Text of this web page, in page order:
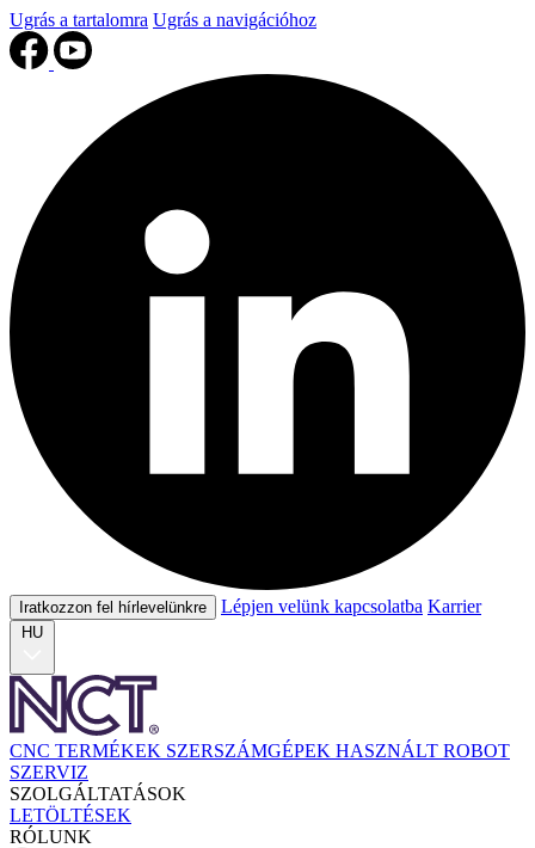
Ugrás a tartalomra Ugrás a navigációhoz
Iratkozzon fel hírlevelünkre Lépjen velünk kapcsolatba Karrier
HU
CNC TERMÉKEK SZERSZÁMGÉPEK HASZNÁLT ROBOT
SZERVIZ
SZOLGÁLTATÁSOK
LETÖLTÉSEK
RÓLUNK